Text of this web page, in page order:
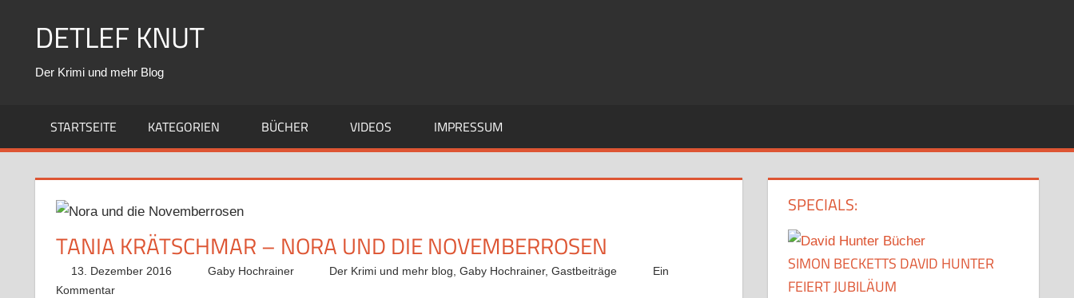
DETLEF KNUT
Der Krimi und mehr Blog
STARTSEITE KATEGORIEN BÜCHER VIDEOS IMPRESSUM
TANIA KRÄTSCHMAR – NORA UND DIE NOVEMBERROSEN
13. Dezember 2016 Gaby Hochrainer Der Krimi und mehr blog ,Gaby Hochrainer,Gastbeiträge
Ein
Kommentar
SPECIALS:
SIMON BECKETTS DAVID HUNTER
FEIERT JUBILÄUM